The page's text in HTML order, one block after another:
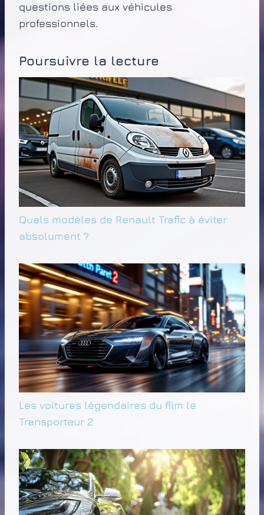
questions liées aux véhicules
professionnels.
Poursuivre la lecture
Quels modèles de Renault Trafic à éviter
absolument ?
Les voitures légendaires du film le
Transporteur 2